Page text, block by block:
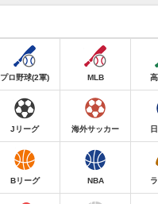
プロ野球(2軍) MLB
Jリーグ 海外サッカー
Bリーグ NBA